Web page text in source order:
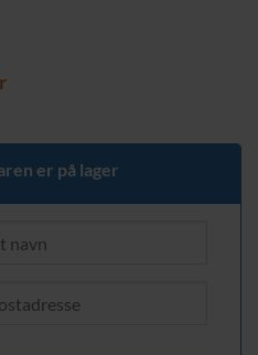
Nåværende
er:
269,00 kr.
er på lager